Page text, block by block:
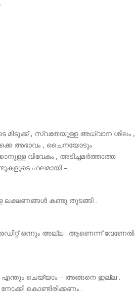
, സ്വതേയുള്ള അധ്വാന ശീലം ,
അഭാവം , ചൈനയോടും
വിവേകം , അടിച്ചമർത്താത്ത
ഫലമായി –
ലക്ഷണങ്ങൾ കണ്ടു തുടങ്ങി .
ഒന്നും അല്ല . ആണെന്ന് വേണേൽ
എന്തും ചെയ്യാം – അങ്ങനെ ഇല്ല .
കൊണ്ടിരിക്കണം .